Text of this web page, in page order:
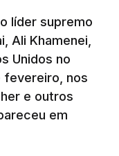
líder supremo
Ali Khamenei,
Unidos no
fevereiro, nos
e outros
em